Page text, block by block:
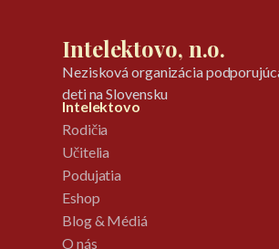
Intelektovo, n.o.
Nezisková organizácia
deti na Slovensku
Intelektovo
Rodičia
Učitelia
Podujatia
Eshop
Blog & Médiá
O nás